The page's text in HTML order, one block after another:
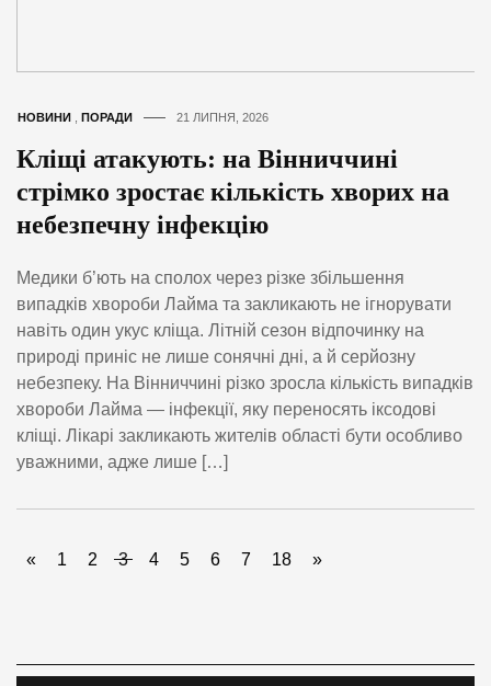
НОВИНИ ПОРАДИ 21 ЛИПНЯ, 2026
Кліщі атакують: на Вінниччині
стрімко зростає кількість хворих на
небезпечну інфекцію
Медики б’ють на сполох через різке збільшення
випадків хвороби Лайма та закликають не ігнорувати
навіть один укус кліща. Літній сезон відпочинку на
природі приніс не лише сонячні дні, а й серйозну
небезпеку. На Вінниччині різко зросла кількість випадків
хвороби Лайма — інфекції, яку переносять іксодові
кліщі. Лікарі закликають жителів області бути особливо
уважними, адже лише […]
« 1 2 3 4 5 6 7 18 »